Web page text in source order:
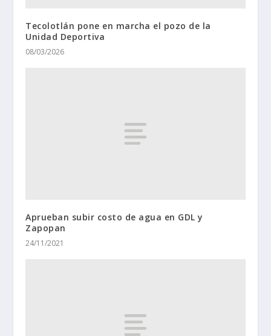
Tecolotlán pone en marcha el pozo de la
Unidad Deportiva
08/03/2026
Aprueban subir costo de agua en GDL y
Zapopan
24/11/2021